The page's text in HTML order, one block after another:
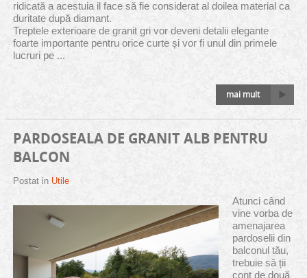
ridicată a acestuia il face să fie considerat al doilea material ca
duritate după diamant.
Treptele exterioare de granit gri vor deveni detalii elegante
foarte importante pentru orice curte și vor fi unul din primele
lucruri pe ...
mai mult
PARDOSEALA DE GRANIT ALB PENTRU
BALCON
Postat in Utile
Atunci când
vine vorba de
amenajarea
pardoselii din
balconul tău,
trebuie să ții
cont de două